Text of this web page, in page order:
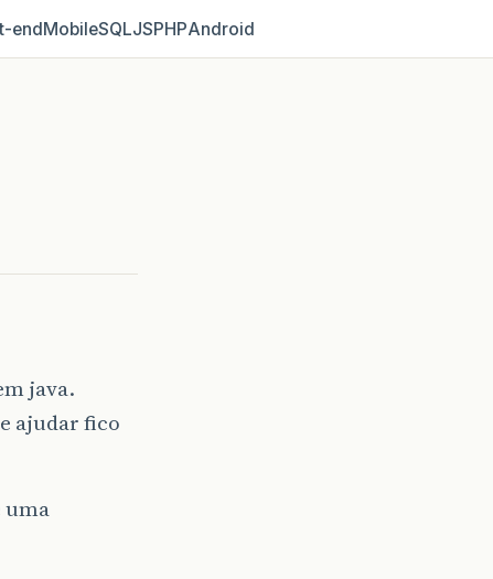
MobileSQLJSPHPAndroid
java.
ajudar fico
uma